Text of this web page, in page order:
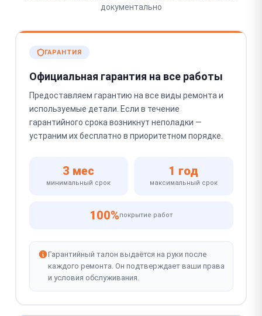
документально
ГАРАНТИЯ
Официальная гарантия на все работы
Предоставляем гарантию на все виды ремонта и
используемые детали. Если в течение
гарантийного срока возникнут неполадки —
устраним их бесплатно в приоритетном порядке.
3 мес
минимальный срок
1 год
максимальный срок
100%покрытие работ
Гарантийный талон выдаётся на руки после
каждого ремонта. Он подтверждает ваши права
и условия обслуживания.